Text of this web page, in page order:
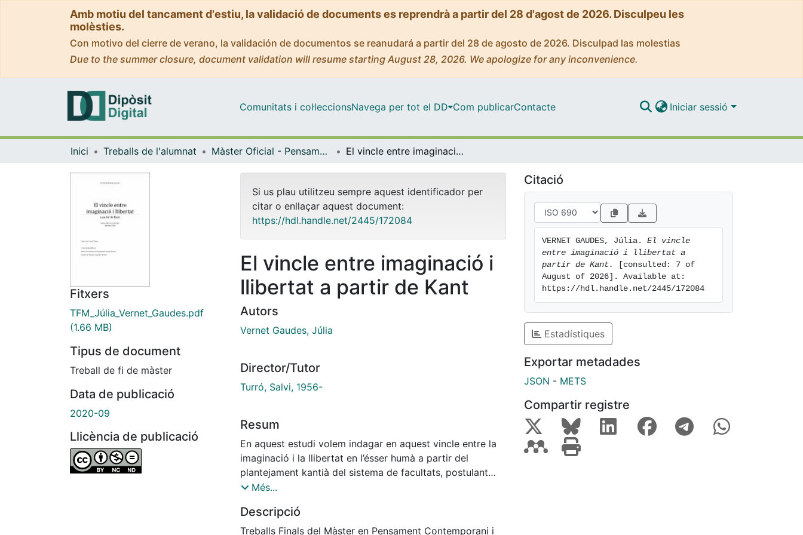
Amb motiu del tancament d'estiu, la validació de documents es reprendrà a partir del 28 d'agost de 2026. Disculpeu les
molèsties.
Con motivo del cierre de verano, la validación de documentos se reanudará a partir del 28 de agosto de 2026. Disculpad las molestias
Due to the summer closure, document validation will resume starting August 28, 2026. We apologize for any inconvenience.
Comunitats i col·leccionsNavega per tot el DD Com publicarContacte Iniciar sessió
Inici Treballs de l'alumnat Màster Oficial - Pensament Contemporani i Tradició Clàssica El vincle entre imaginació i llibertat a partir de Kant
Fitxers
TFM_Júlia_Vernet_Gaudes.pdf
(1.66 MB)
Tipus de document
Treball de fi de màster
Data de publicació
2020-09
Llicència de publicació
Si us plau utilitzeu sempre aquest identificador per
citar o enllaçar aquest document:
https://hdl.handle.net/2445/172084
El vincle entre imaginació i
llibertat a partir de Kant
Autors
Vernet Gaudes, Júlia
Director/Tutor
Turró, Salvi, 1956-
Resum
En aquest estudi volem indagar en aquest vincle entre la
imaginació i la llibertat en l’ésser humà a partir del
plantejament kantià del sistema de facultats, postulant
una relació d’implicació mútua, de reciprocitat entre
podríem imaginar si no hi hagués alguna sort de llibertat
constitutiva en nosaltres i, alhora, no ens podríem
Més...
Descripció
Treballs Finals del Màster en Pensament Contemporani i
Citació
VERNET GAUDES, Júlia. El vincle
entre imaginació i llibertat a
partir de Kant.
[consulted: 7 of
August of 2026]. Available at:
https://hdl.handle.net/2445/172084
Estadístiques
Exportar metadades
JSON - METS
Compartir registre